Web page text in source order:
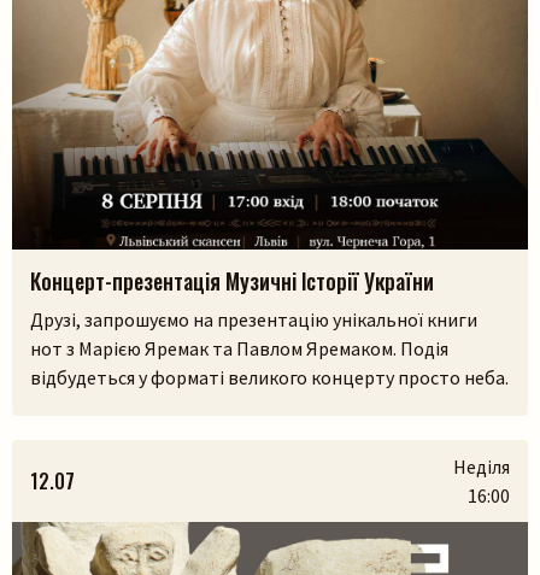
Шукати
Концерт-презентація Музичні Історії України
Друзі, запрошуємо на презентацію унікальної книги
нот з Марією Яремак та Павлом Яремаком. Подія
відбудеться у форматі великого концерту просто неба.
народилися з українських легенд, природи та музики.
На вас чекають:– презентація книги разом з авторами
Марією Яремак та Павлом Яремаком.– […]
12.07
Неділя
16:00